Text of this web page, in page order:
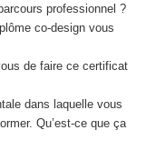
professionnel ?
co-design vous
de faire ce certificat
dans laquelle vous
Qu’est-ce que ça